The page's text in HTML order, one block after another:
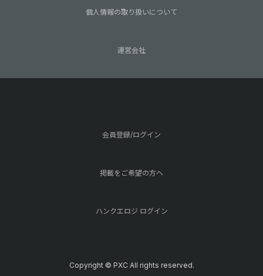
個人情報の取り扱いについて
運営会社
会員登録/ログイン
掲載をご希望の方へ
ハンクエロジ ログイン
Copyright © PXC All rights reserved.